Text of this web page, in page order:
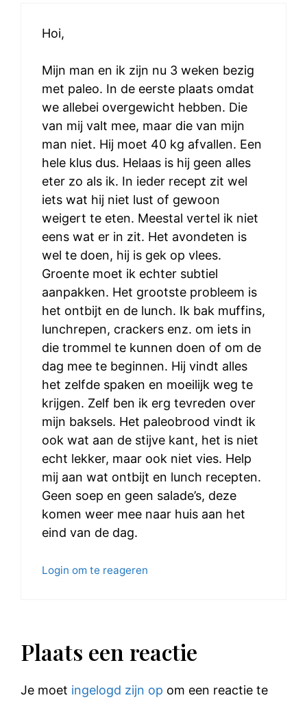
Hoi,
Mijn man en ik zijn nu 3 weken bezig
met paleo. In de eerste plaats omdat
we allebei overgewicht hebben. Die
van mij valt mee, maar die van mijn
man niet. Hij moet 40 kg afvallen. Een
hele klus dus. Helaas is hij geen alles
eter zo als ik. In ieder recept zit wel
iets wat hij niet lust of gewoon
weigert te eten. Meestal vertel ik niet
eens wat er in zit. Het avondeten is
wel te doen, hij is gek op vlees.
Groente moet ik echter subtiel
aanpakken. Het grootste probleem is
het ontbijt en de lunch. Ik bak muffins,
lunchrepen, crackers enz. om iets in
die trommel te kunnen doen of om de
dag mee te beginnen. Hij vindt alles
het zelfde spaken en moeilijk weg te
krijgen. Zelf ben ik erg tevreden over
mijn baksels. Het paleobrood vindt ik
ook wat aan de stijve kant, het is niet
echt lekker, maar ook niet vies. Help
mij aan wat ontbijt en lunch recepten.
Geen soep en geen salade’s, deze
komen weer mee naar huis aan het
eind van de dag.
Login om te reageren
Plaats een reactie
Je moet ingelogd zijn op om een reactie te